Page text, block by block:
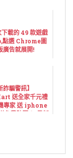
載的 49 款遊戲
點選 Chrome圖
廣告就展開!
詐騙警訊】
送全家千元禮
專家 送 iphone
免費貼圖？(最新